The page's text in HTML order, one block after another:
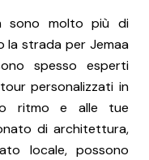
sono molto più di
la strada per Jemaa
spesso esperti
personalizzati in
ritmo e alle tue
di architettura,
locale, possono